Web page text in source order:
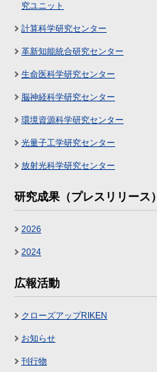
究ユニット
計算科学研究センター
革新知能統合研究センター
生命医科学研究センター
脳神経科学研究センター
環境資源科学研究センター
光量子工学研究センター
放射光科学研究センター
研究成果（プレスリリース）
2026
2024
広報活動
クローズアップRIKEN
お知らせ
刊行物